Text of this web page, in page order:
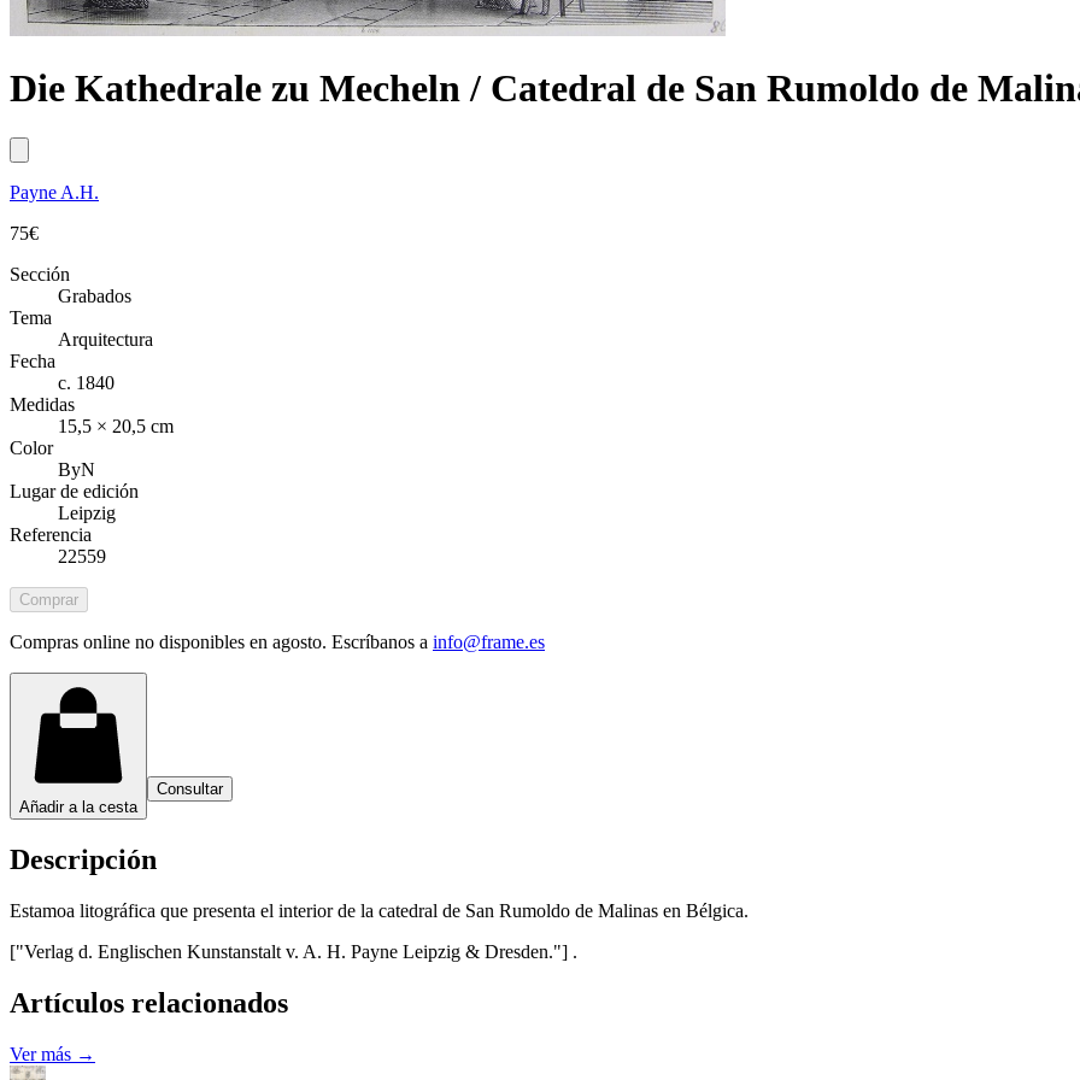
Die Kathedrale zu Mecheln / Catedral de San Rumoldo de
Payne A.H.
75€
Sección
Grabados
Tema
Arquitectura
Fecha
c. 1840
Medidas
15,5 × 20,5 cm
Color
ByN
Lugar de edición
Leipzig
Referencia
22559
Comprar
Compras online no disponibles en agosto. Escríbanos a info@frame.es
Añadir a la cesta
Consultar
Descripción
Estamoa litográfica que presenta el interior de la catedral de San Rumoldo de Malinas en Bélgica.
["Verlag d. Englischen Kunstanstalt v. A. H. Payne Leipzig & Dresden."] .
Artículos relacionados
Ver más →